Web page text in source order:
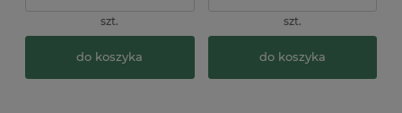
szt.
do koszyka
szt.
do koszyka